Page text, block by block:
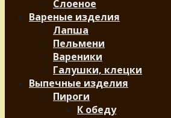
Слоеное
Вареные изделия
Лапша
Пельмени
Вареники
Галушки, клецки
Выпечные изделия
Пироги
К обеду